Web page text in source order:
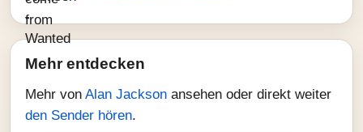
Mehr entdecken
Mehr von Alan Jackson ansehen oder direkt weiter
den Sender hören.